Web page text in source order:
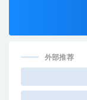
外部推荐